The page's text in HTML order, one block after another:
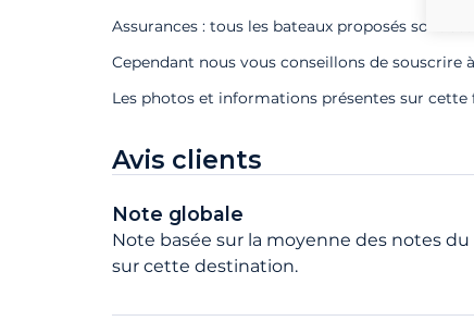
Assurances : tous les bateaux proposés sont
Cependant nous vous conseillons de
Les photos et informations présentes sur
Avis clients
Note globale
Note basée sur la moyenne des notes
sur cette destination.